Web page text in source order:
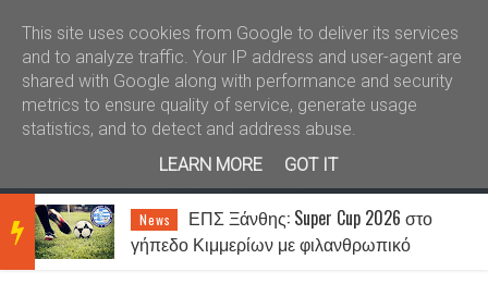
Καλώς ήλθατε Kral News
BRE News
ΕΠΣ Ξάνθης: Super Cup 2026 στο
γήπεδο Κιμμερίων με φιλανθρωπικό
This site uses cookies from Google to deliver its services
and to analyze traffic. Your IP address and user-agent are
shared with Google along with performance and security
metrics to ensure quality of service, generate usage
statistics, and to detect and address abuse.
LEARN MORE
GOT IT